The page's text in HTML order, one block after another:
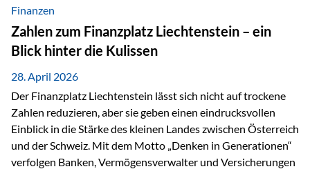
Wirtschaftswachstum, verändern die Spielregeln für
Investoren. Produktivität adressiert genau diese
Herausforderungen, da wirtschaftliches Wachstum
langfristig durch Produktivitätssteigerung entsteht, also
durch die Fähigkeit von Unternehmen, mehr…
Finanzen
Zahlen zum Finanzplatz Liechtenstein – ein
Blick hinter die Kulissen
28. April 2026
Der Finanzplatz Liechtenstein lässt sich nicht auf trockene
Zahlen reduzieren, aber sie geben einen eindrucksvollen
Einblick in die Stärke des kleinen Landes zwischen Österreich
und der Schweiz. Mit dem Motto „Denken in Generationen“
verfolgen Banken, Vermögensverwalter und Versicherungen